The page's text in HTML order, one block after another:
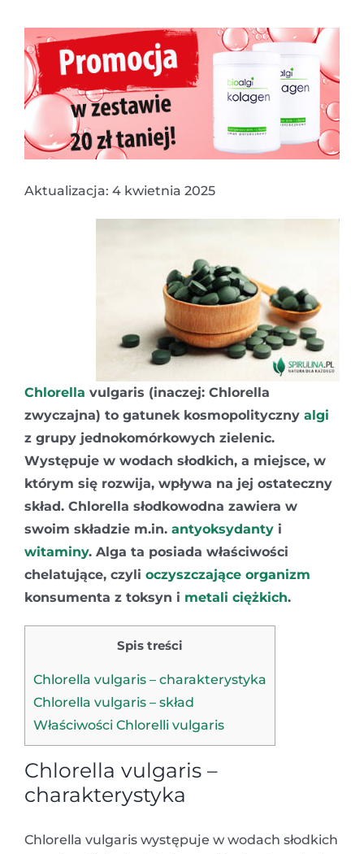
Aktualizacja: 4 kwietnia 2025
Chlorella vulgaris (inaczej: Chlorella
zwyczajna) to gatunek kosmopolityczny algi
z grupy jednokomórkowych zielenic.
Występuje w wodach słodkich, a miejsce, w
którym się rozwija, wpływa na jej ostateczny
skład. Chlorella słodkowodna zawiera w
swoim składzie m.in. antyoksydanty i
witaminy. Alga ta posiada właściwości
chelatujące, czyli oczyszczające organizm
konsumenta z toksyn i metali ciężkich.
Spis treści
Chlorella vulgaris – charakterystyka
Chlorella vulgaris – skład
Właściwości Chlorelli vulgaris
Chlorella vulgaris –
charakterystyka
Chlorella vulgaris występuje w wodach słodkich